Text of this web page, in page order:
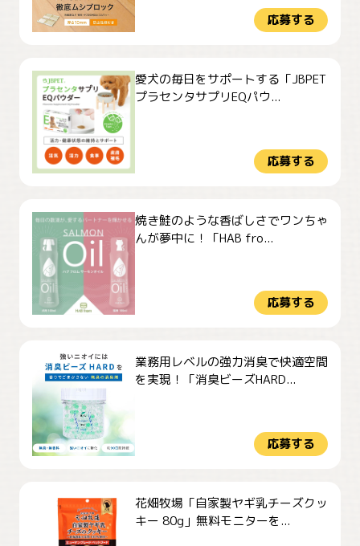
応募する
愛犬の毎日をサポートする「JBPET
プラセンタサプリEQパウ...
応募する
焼き鮭のような香ばしさでワンちゃ
んが夢中に！「HAB fro...
応募する
業務用レベルの強力消臭で快適空間
を実現！「消臭ビーズHARD...
応募する
花畑牧場「自家製ヤギ乳チーズクッ
キー 80g」無料モニターを...